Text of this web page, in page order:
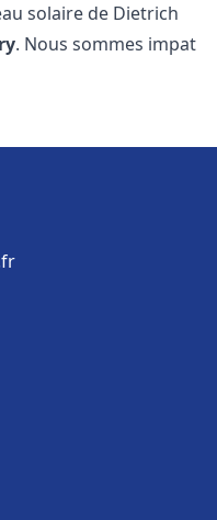
solaire de Dietrich
. Nous sommes impat